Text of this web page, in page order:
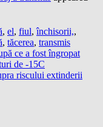
, el, fiul,închisorii,,
, tăcerea, transmis
ce a fost îngropat
de -15C
riscului extinderii